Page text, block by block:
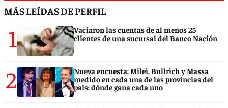
MÁS LEÍDAS DE PERFIL
1
Vaciaron las cuentas de al menos 25
clientes de una sucursal del Banco Nación
2
Nueva encuesta: Milei, Bullrich y Massa
medido en cada una de las provincias del
país: dónde gana cada uno